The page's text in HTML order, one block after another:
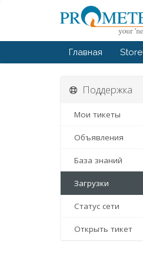
Главная Store
Поддержка
Мои тикеты
Объявления
База знаний
Загрузки
Статус сети
Открыть тикет